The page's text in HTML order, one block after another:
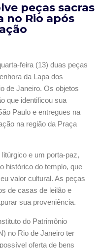
peças sacras
no Rio após
feira (13) duas peças
da Lapa dos
de Janeiro. Os objetos
que identificou sua
Paulo e entregues na
na região da Praça
e um porta-paz,
histórico do templo, que
valor cultural. As peças
de casas de leilão e
sua proveniência.
do Patrimônio
no Rio de Janeiro ter
oferta de bens